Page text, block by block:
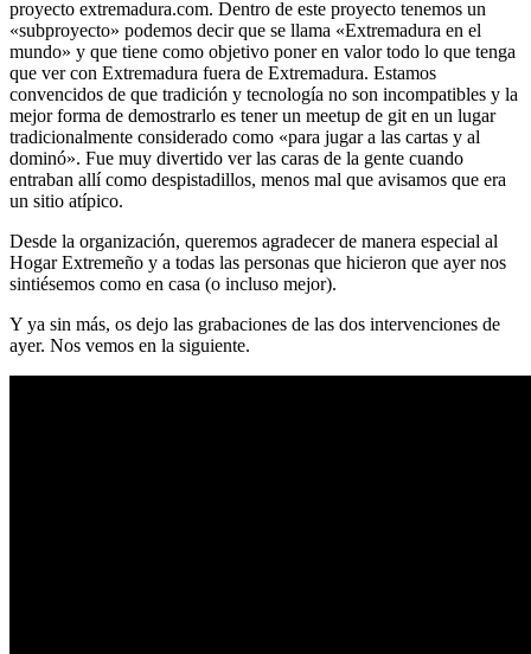
proyecto extremadura.com. Dentro de este proyecto tenemos un
«subproyecto» podemos decir que se llama «Extremadura en el
mundo» y que tiene como objetivo poner en valor todo lo que tenga
que ver con Extremadura fuera de Extremadura. Estamos
convencidos de que tradición y tecnología no son incompatibles y la
mejor forma de demostrarlo es tener un meetup de git en un lugar
tradicionalmente considerado como «para jugar a las cartas y al
dominó». Fue muy divertido ver las caras de la gente cuando
entraban allí como despistadillos, menos mal que avisamos que era
un sitio atípico.
Desde la organización, queremos agradecer de manera especial al
Hogar Extremeño y a todas las personas que hicieron que ayer nos
sintiésemos como en casa (o incluso mejor).
Y ya sin más, os dejo las grabaciones de las dos intervenciones de
ayer. Nos vemos en la siguiente.